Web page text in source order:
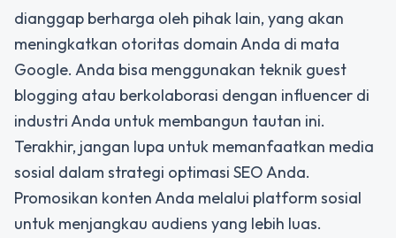
dianggap berharga oleh pihak lain, yang akan
meningkatkan otoritas domain Anda di mata
Google. Anda bisa menggunakan teknik guest
blogging atau berkolaborasi dengan influencer di
industri Anda untuk membangun tautan ini.
Terakhir, jangan lupa untuk memanfaatkan media
sosial dalam strategi optimasi SEO Anda.
Promosikan konten Anda melalui platform sosial
untuk menjangkau audiens yang lebih luas.